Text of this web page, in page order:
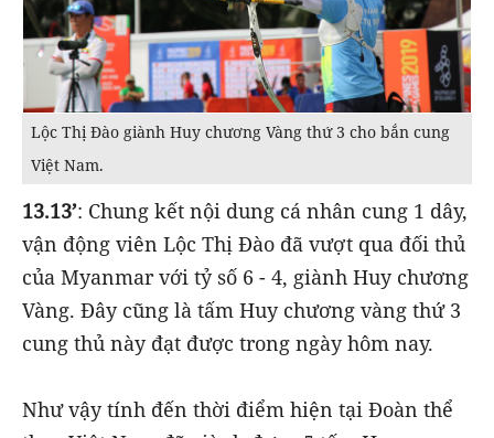
Lộc Thị Đào giành Huy chương Vàng thứ 3 cho bắn cung
Việt Nam.
13.13’: Chung kết nội dung cá nhân cung 1 dây,
vận động viên Lộc Thị Đào đã vượt qua đối thủ
của Myanmar với tỷ số 6 - 4, giành Huy chương
Vàng. Đây cũng là tấm Huy chương vàng thứ 3
cung thủ này đạt được trong ngày hôm nay.
Như vậy tính đến thời điểm hiện tại Đoàn thể